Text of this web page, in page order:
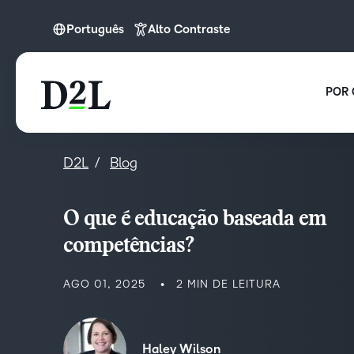
Português
English (APAC)
Português
Alto Contraste
POR
D2L Blog
O que é educação baseada em
competências?
AGO 01, 2025 2 MIN DE LEITURA
Haley Wilson